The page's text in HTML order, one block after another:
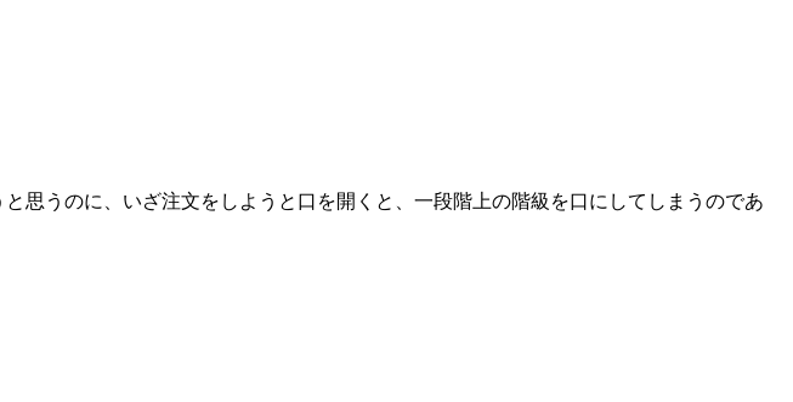
うのに、いざ注文をしようと口を開くと、一段階上の階級を口にしてしまうのであ